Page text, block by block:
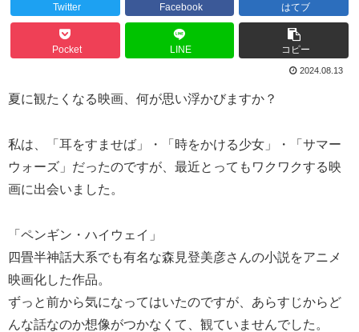
Twitter Facebook はてブ
Pocket LINE コピー
2024.08.13
夏に観たくなる映画、何が思い浮かびますか？
私は、「耳をすませば」・「時をかける少女」・「サマー
ウォーズ」だったのですが、最近とってもワクワクする映
画に出会いました。
「ペンギン・ハイウェイ」
四畳半神話大系でも有名な森見登美彦さんの小説をアニメ
映画化した作品。
ずっと前から気になってはいたのですが、あらすじからど
んな話なのか想像がつかなくて、観ていませんでした。